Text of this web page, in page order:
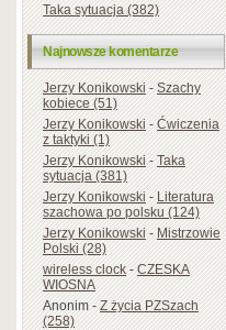
Taka sytuacja (382)
Najnowsze komentarze
Jerzy Konikowski-Szachy
kobiece (51)
Jerzy Konikowski-Ćwiczenia
z taktyki (1)
Jerzy Konikowski-Taka
sytuacja (381)
Jerzy Konikowski-Literatura
szachowa po polsku (124)
Jerzy Konikowski-Mistrzowie
Polski (28)
wireless clock-CZESKA
WIOSNA
Anonim-Z życia PZSzach
(258)